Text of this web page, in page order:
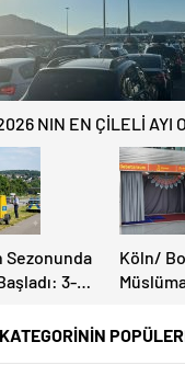
KATEGORİNİN
NIN EN ÇİLELİ AYI
Sezonunda
3-9
Köln/